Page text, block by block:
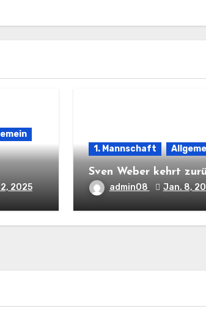
2025
1. Mannschaft
Sven Weber kehrt
admin08 Jan. 8,